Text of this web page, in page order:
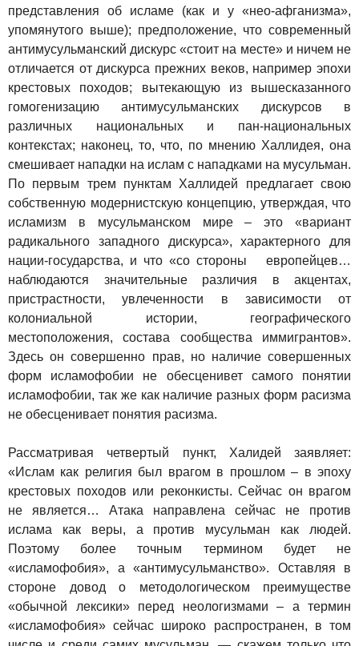
представления об исламе (как и у «нео-афганизма»,
упомянутого выше); предположение, что современный
антимусульманский дискурс «стоит на месте» и ничем не
отличается от дискурса прежних веков, например эпохи
крестовых походов; вытекающую из вышесказанного
гомогенизацию антимусульманских дискурсов в
различных национальных и пан-национальных
контекстах; наконец, то, что, по мнению Халлидея, она
смешивает нападки на ислам с нападками на мусульман.
По первым трем пунктам Халлидей предлагает свою
собственную модернистскую концепцию, утверждая, что
исламизм в мусульманском мире – это «вариант
радикального западного дискурса», характерного для
нации-государства, и что «со стороны европейцев…
наблюдаются значительные различия в акцентах,
пристрастности, увлеченности в зависимости от
колониальной истории, географического
местоположения, состава сообщества иммигрантов».
Здесь он совершенно прав, но наличие совершенных
форм исламофобии не обесценивет самого понятии
исламофобии, так же как наличие разных форм расизма
не обесценивает понятия расизма.
Рассматривая четвертый пункт, Халидей заявляет:
«Ислам как религия был врагом в прошлом – в эпоху
крестовых походов или реконкисты. Сейчас он врагом
не является… Атака направлена сейчас не против
ислама как веры, а против мусульман как людей.
Поэтому более точным термином будет не
«исламофобия», а «антимусульманство». Оставляя в
стороне довод о методологическом преимуществе
«обычной лексики» перед неологизмами – а термин
«исламофобия» сейчас широко распространен, в том